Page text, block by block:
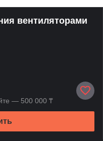
вентиляторами
— 500 000 ₸